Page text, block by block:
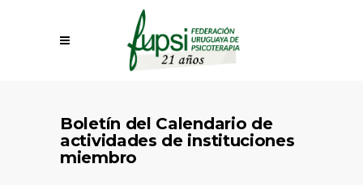
Boletín del Calendario de
actividades de instituciones
miembro